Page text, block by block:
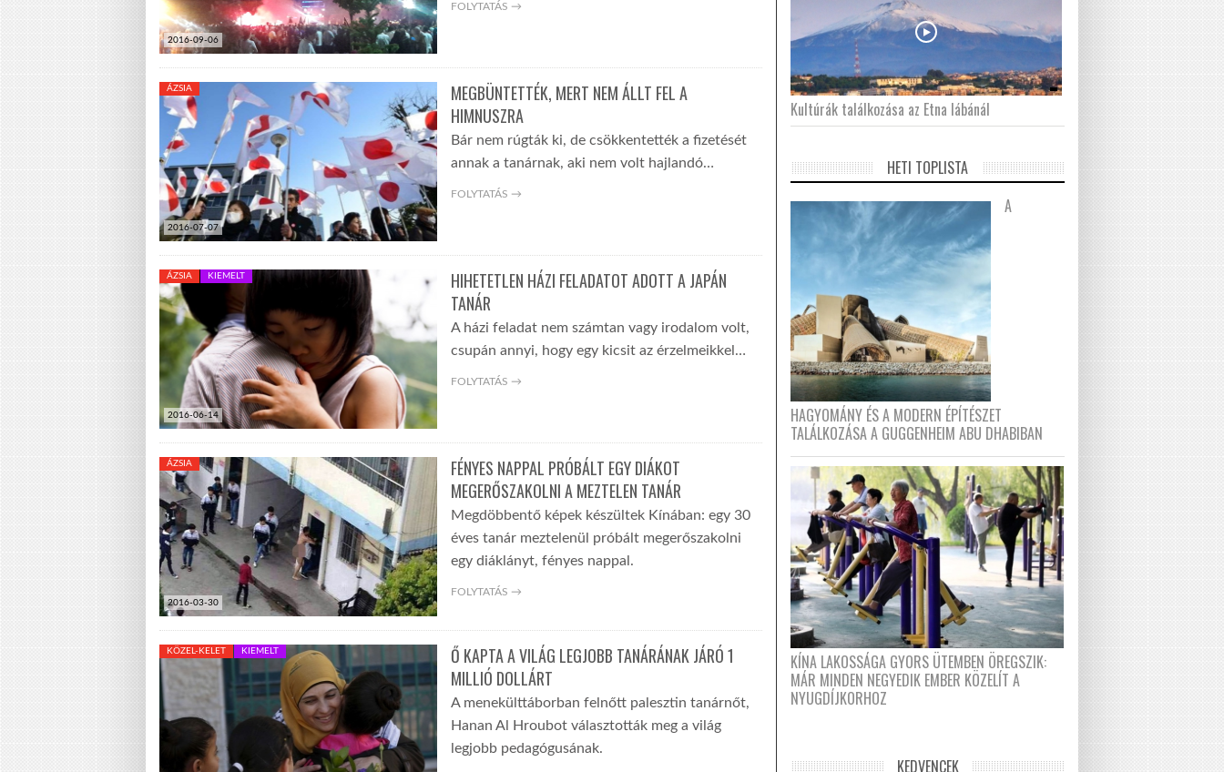
2016-09-06
FOLYTATÁS →
2016-07-07
ÁZSIA
MEGBÜNTETTÉK, MERT NEM ÁLLT FEL A
HIMNUSZRA
Bár nem rúgták ki, de csökkentették a fizetését
annak a tanárnak, aki nem volt hajlandó…
FOLYTATÁS →
2016-06-14
ÁZSIA KIEMELT
HIHETETLEN HÁZI FELADATOT ADOTT A JAPÁN
TANÁR
A házi feladat nem számtan vagy irodalom volt,
csupán annyi, hogy egy kicsit az érzelmeikkel…
FOLYTATÁS →
2016-03-30
ÁZSIA
FÉNYES NAPPAL PRÓBÁLT EGY DIÁKOT
MEGERŐSZAKOLNI A MEZTELEN TANÁR
Megdöbbentő képek készültek Kínában: egy 30
éves tanár meztelenül próbált megerőszakolni
egy diáklányt, fényes nappal.
FOLYTATÁS →
KÖZEL-KELET KIEMELT
Ő KAPTA A VILÁG LEGJOBB TANÁRÁNAK JÁRÓ 1
MILLIÓ DOLLÁRT
A menekülttáborban felnőtt palesztin tanárnőt,
Hanan Al Hroubot választották meg a világ
legjobb pedagógusának.
Kultúrák találkozása az Etna lábánál
HETI TOPLISTA
A
HAGYOMÁNY ÉS A MODERN ÉPÍTÉSZET
TALÁLKOZÁSA A GUGGENHEIM ABU DHABIBAN
KÍNA LAKOSSÁGA GYORS ÜTEMBEN ÖREGSZIK:
MÁR MINDEN NEGYEDIK EMBER KÖZELÍT A
NYUGDÍJKORHOZ
KEDVENCEK